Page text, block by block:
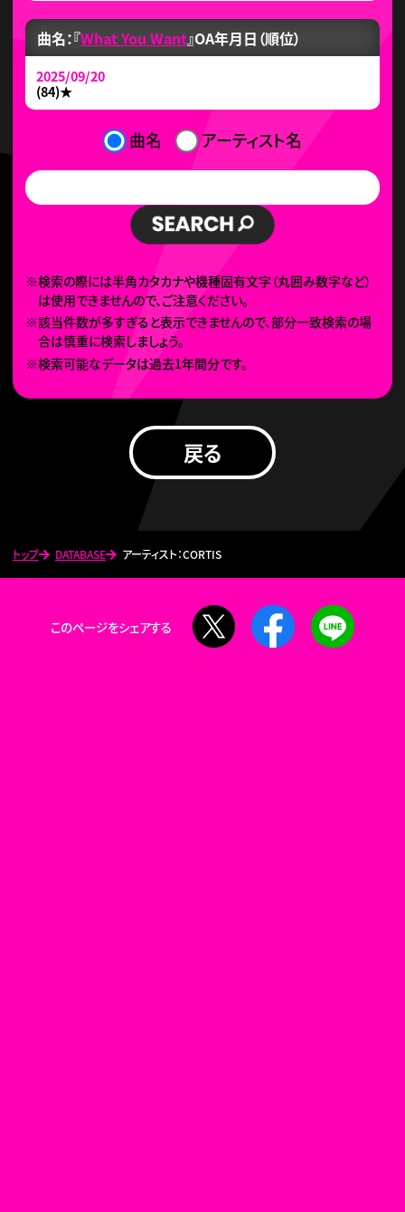
トップ DATABASE アーティスト：CORTIS
曲名：『What You Want』OA年月日（順位）
2025/09/20
(84)★
曲名 アーティスト名
※検索の際には半角カタカナや機種固有文字（丸囲み数字など）
は使用できませんので、ご注意ください。
※該当件数が多すぎると表示できませんので、部分一致検索の場
合は慎重に検索しましょう。
※検索可能なデータは過去1年間分です。
戻る
このページをシェアする
Facebook